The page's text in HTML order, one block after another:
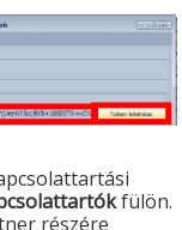
fülön.
részére